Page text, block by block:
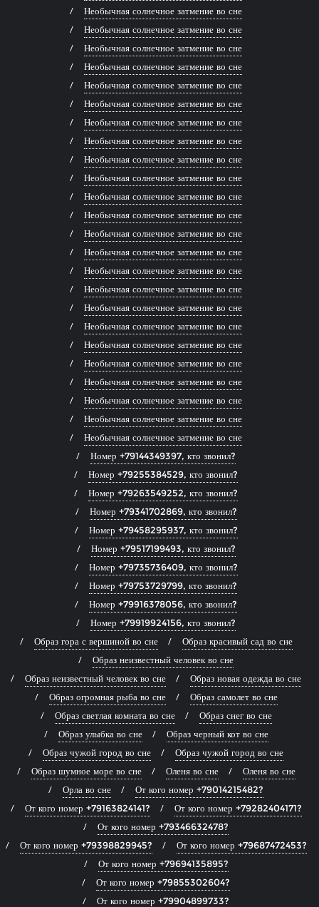
Необычная солнечное затмение во сне
Необычная солнечное затмение во сне
Необычная солнечное затмение во сне
Необычная солнечное затмение во сне
Необычная солнечное затмение во сне
Необычная солнечное затмение во сне
Необычная солнечное затмение во сне
Необычная солнечное затмение во сне
Необычная солнечное затмение во сне
Необычная солнечное затмение во сне
Необычная солнечное затмение во сне
Необычная солнечное затмение во сне
Необычная солнечное затмение во сне
Необычная солнечное затмение во сне
Необычная солнечное затмение во сне
Необычная солнечное затмение во сне
Необычная солнечное затмение во сне
Необычная солнечное затмение во сне
Необычная солнечное затмение во сне
Необычная солнечное затмение во сне
Необычная солнечное затмение во сне
Необычная солнечное затмение во сне
Необычная солнечное затмение во сне
Необычная солнечное затмение во сне
Номер +79144349397, кто звонил?
Номер +79255384529, кто звонил?
Номер +79263549252, кто звонил?
Номер +79341702869, кто звонил?
Номер +79458295937, кто звонил?
Номер +79517199493, кто звонил?
Номер +79735736409, кто звонил?
Номер +79753729799, кто звонил?
Номер +79916378056, кто звонил?
Номер +79919924156, кто звонил?
Образ гора с вершиной во сне
Образ красивый сад во сне
Образ неизвестный человек во сне
Образ неизвестный человек во сне
Образ новая одежда во сне
Образ огромная рыба во сне
Образ самолет во сне
Образ светлая комната во сне
Образ снег во сне
Образ улыбка во сне
Образ черный кот во сне
Образ чужой город во сне
Образ чужой город во сне
Образ шумное море во сне
Оленя во сне
Оленя во сне
Орла во сне
От кого номер +79014215482?
От кого номер +79163824141?
От кого номер +79282404171?
От кого номер +79346632478?
От кого номер +79398829945?
От кого номер +79687472453?
От кого номер +79694135895?
От кого номер +79855302604?
От кого номер +79904899733?